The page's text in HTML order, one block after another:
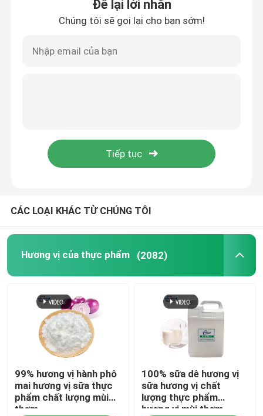
Để lại lời nhắn
Chúng tôi sẽ gọi lại cho bạn sớm!
CÁC LOẠI KHÁC TỪ CHÚNG TÔI
Hương vị của thực phẩm (2082)
99% hương vị hành phô
mai hương vị sữa thực
phẩm chất lượng mùi
thơm
100% sữa dê hương vị
sữa hương vị chất
lượng thực phẩm
hương vị mùi thơm